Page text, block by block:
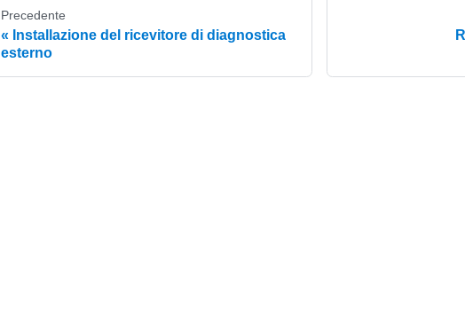
Precedente
Installazione del ricevitore di diagnostica
esterno